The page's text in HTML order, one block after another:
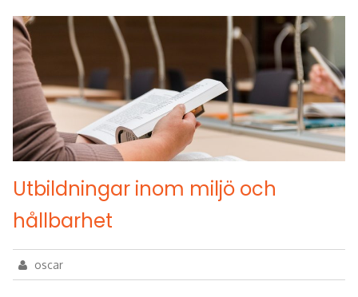
Utbildningar inom miljö och
hållbarhet
oscar